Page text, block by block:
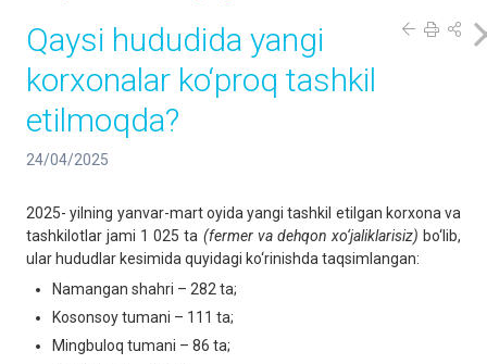
Qaysi hududida yangi
korxonalar ko‘proq tashkil
etilmoqda?
24/04/2025
2025- yilning yanvar-mart oyida yangi tashkil etilgan korxona va
tashkilotlar jami 1 025 ta (fermer va dehqon xo‘jaliklarisiz) bo‘lib,
ular hududlar kesimida quyidagi ko‘rinishda taqsimlangan:
Namangan shahri – 282 ta;
Kosonsoy tumani – 111 ta;
Mingbuloq tumani – 86 ta;